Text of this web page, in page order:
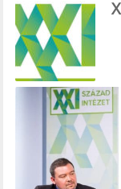
e
b
o
o
k